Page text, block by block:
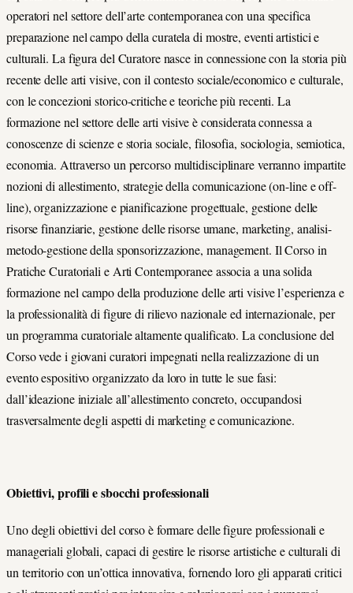
operatori nel settore dell’arte contemporanea con una specifica
preparazione nel campo della curatela di mostre, eventi artistici e
culturali. La figura del Curatore nasce in connessione con la storia più
recente delle arti visive, con il contesto sociale/economico e culturale,
con le concezioni storico-critiche e teoriche più recenti. La
formazione nel settore delle arti visive è considerata connessa a
conoscenze di scienze e storia sociale, filosofia, sociologia, semiotica,
economia. Attraverso un percorso multidisciplinare verranno impartite
nozioni di allestimento, strategie della comunicazione (on-line e off-
line), organizzazione e pianificazione progettuale, gestione delle
risorse finanziarie, gestione delle risorse umane, marketing, analisi-
metodo-gestione della sponsorizzazione, management. Il Corso in
Pratiche Curatoriali e Arti Contemporanee associa a una solida
formazione nel campo della produzione delle arti visive l’esperienza e
la professionalità di figure di rilievo nazionale ed internazionale, per
un programma curatoriale altamente qualificato. La conclusione del
Corso vede i giovani curatori impegnati nella realizzazione di un
evento espositivo organizzato da loro in tutte le sue fasi:
dall’ideazione iniziale all’allestimento concreto, occupandosi
trasversalmente degli aspetti di marketing e comunicazione.
Obiettivi, profili e sbocchi professionali
Uno degli obiettivi del corso è formare delle figure professionali e
manageriali globali, capaci di gestire le risorse artistiche e culturali di
un territorio con un’ottica innovativa, fornendo loro gli apparati critici